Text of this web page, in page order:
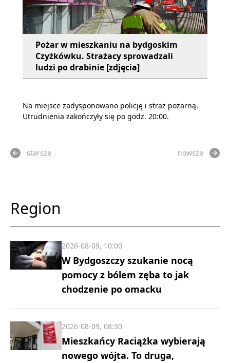
Pożar w mieszkaniu na bydgoskim
Czyżkówku. Strażacy sprowadzali
ludzi po drabinie [zdjęcia]
Na miejsce zadysponowano policję i straż pożarną.
Utrudnienia zakończyły się po godz. 20:00.
starsze nowsze
Region
W Bydgoszczy szukanie nocą
pomocy z bólem zęba to jak
chodzenie po omacku
2026-08-09, 10:00
Mieszkańcy Raciążka wybierają
nowego wójta. To druga,
2026-08-09, 08:30